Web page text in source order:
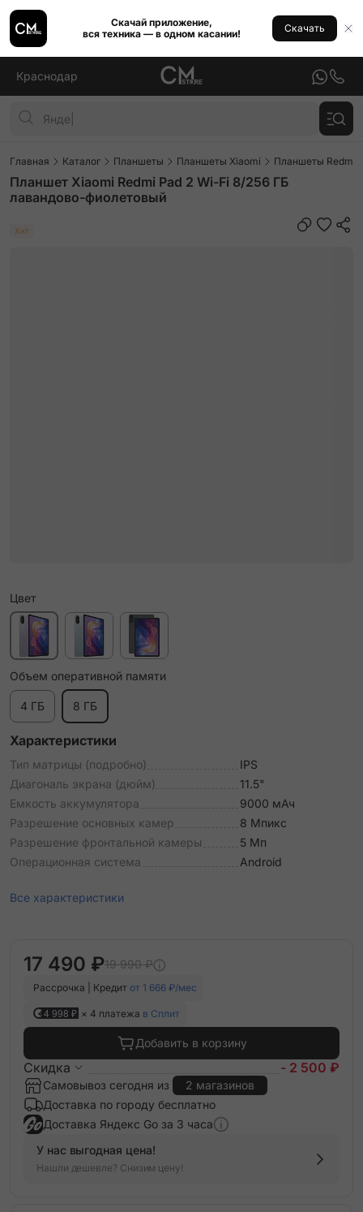
Скачай приложение,
вся техника — в одном касании!
Скачать
Краснодар
Главная Каталог Планшеты Планшеты Xiaomi Планшеты Redmi
Планшет Xiaomi Redmi Pad 2 Wi-Fi 8/256 ГБ
лавандово-фиолетовый
Хит
Цвет
Объем оперативной памяти
4 ГБ 8 ГБ
Характеристики
Тип матрицы (подробно)
IPS
Диагональ экрана (дюйм)
11.5"
Емкость аккумулятора
9000 мАч
Разрешение основных камер
8 Мпикс
Разрешение фронтальной камеры
5 Мп
Операционная система
Android
Все характеристики
17 490 ₽19 990 ₽
Рассрочка | Кредит от 1 666 ₽/мес
4 998 ₽ × 4 платежа в Сплит
Добавить в корзину
Скидка - 2 500 ₽
Самовывоз сегодня из
2 магазинов
Доставка по городу бесплатно
Доставка Яндекс Go за 3 часа
У нас выгодная цена!
Нашли дешевле? Снизим цену!